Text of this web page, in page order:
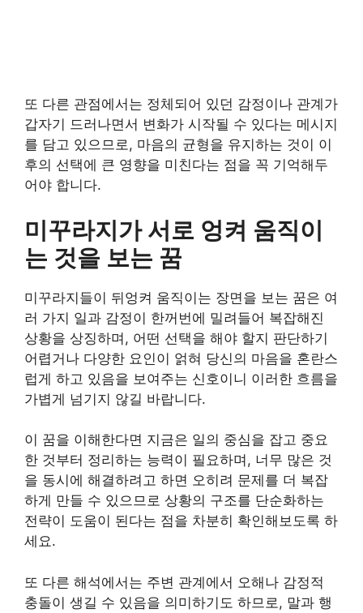
또 다른 관점에서는 정체되어 있던 감정이나 관계가
갑자기 드러나면서 변화가 시작될 수 있다는 메시지
를 담고 있으므로, 마음의 균형을 유지하는 것이 이
후의 선택에 큰 영향을 미친다는 점을 꼭 기억해두
어야 합니다.
미꾸라지가 서로 엉켜 움직이
는 것을 보는 꿈
미꾸라지들이 뒤엉켜 움직이는 장면을 보는 꿈은 여
러 가지 일과 감정이 한꺼번에 밀려들어 복잡해진
상황을 상징하며, 어떤 선택을 해야 할지 판단하기
어렵거나 다양한 요인이 얽혀 당신의 마음을 혼란스
럽게 하고 있음을 보여주는 신호이니 이러한 흐름을
가볍게 넘기지 않길 바랍니다.
이 꿈을 이해한다면 지금은 일의 중심을 잡고 중요
한 것부터 정리하는 능력이 필요하며, 너무 많은 것
을 동시에 해결하려고 하면 오히려 문제를 더 복잡
하게 만들 수 있으므로 상황의 구조를 단순화하는
전략이 도움이 된다는 점을 차분히 확인해보도록 하
세요.
또 다른 해석에서는 주변 관계에서 오해나 감정적
충돌이 생길 수 있음을 의미하기도 하므로, 말과 행